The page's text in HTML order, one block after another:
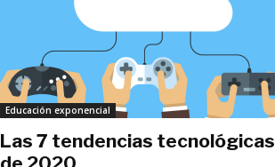
Educación exponencial
Las 7 tendencias tecnológicas